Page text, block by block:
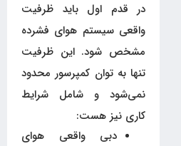
در قدم اول باید ظرفیت
واقعی سیستم هوای فشرده
مشخص شود. این ظرفیت
تنها به توان کمپرسور محدود
نمی‌شود و شامل شرایط
کاری نیز هست:
دبی واقعی هوای